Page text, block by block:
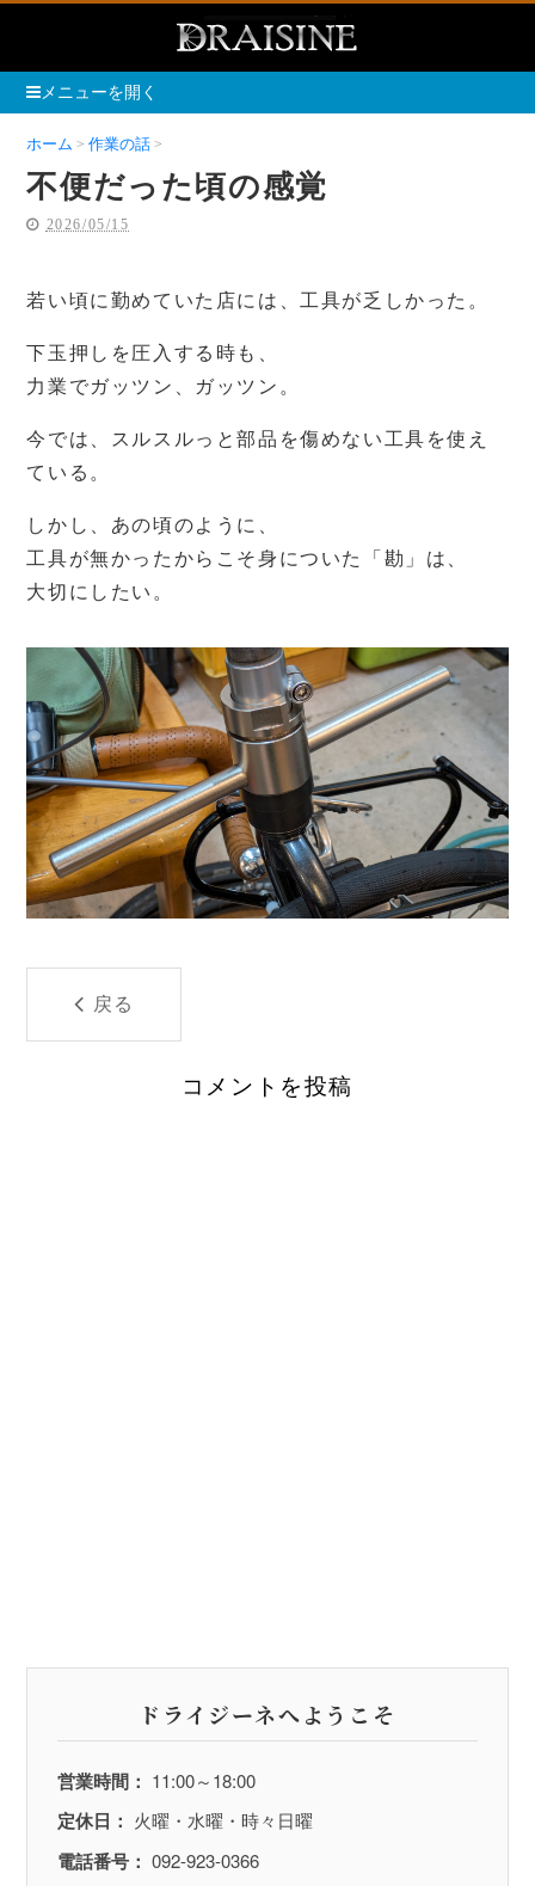
メニューを開く
ホーム 作業の話
不便だった頃の感覚
2026/05/15
若い頃に勤めていた店には、工具が乏しかった。
下玉押しを圧入する時も、
力業でガッツン、ガッツン。
今では、スルスルっと部品を傷めない工具を使え
ている。
しかし、あの頃のように、
工具が無かったからこそ身についた「勘」は、
大切にしたい。
戻る
コメントを投稿
ドライジーネへようこそ
営業時間： 11:00～18:00
定休日： 火曜・水曜・時々日曜
電話番号： 092-923-0366